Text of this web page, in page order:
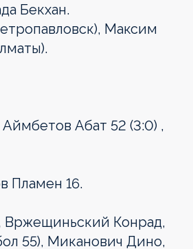
Бекхан.
Максим
Абат 52 (3:0) ,
Пламен 16.
Вржещиньский Конрад,
55), Миканович Дино,